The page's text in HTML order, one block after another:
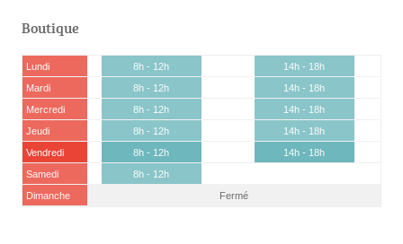
Boutique
Lundi 8h - 12h
14h - 18h
Mardi
8h - 12h
14h - 18h
Mercredi
8h - 12h
14h - 18h
Jeudi
8h - 12h
14h - 18h
Vendredi
8h - 12h
14h - 18h
Samedi
8h - 12h
Dimanche
Fermé